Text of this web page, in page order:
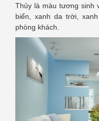
Thủy là màu tương sinh
biển, xanh da trời,
phòng khách.